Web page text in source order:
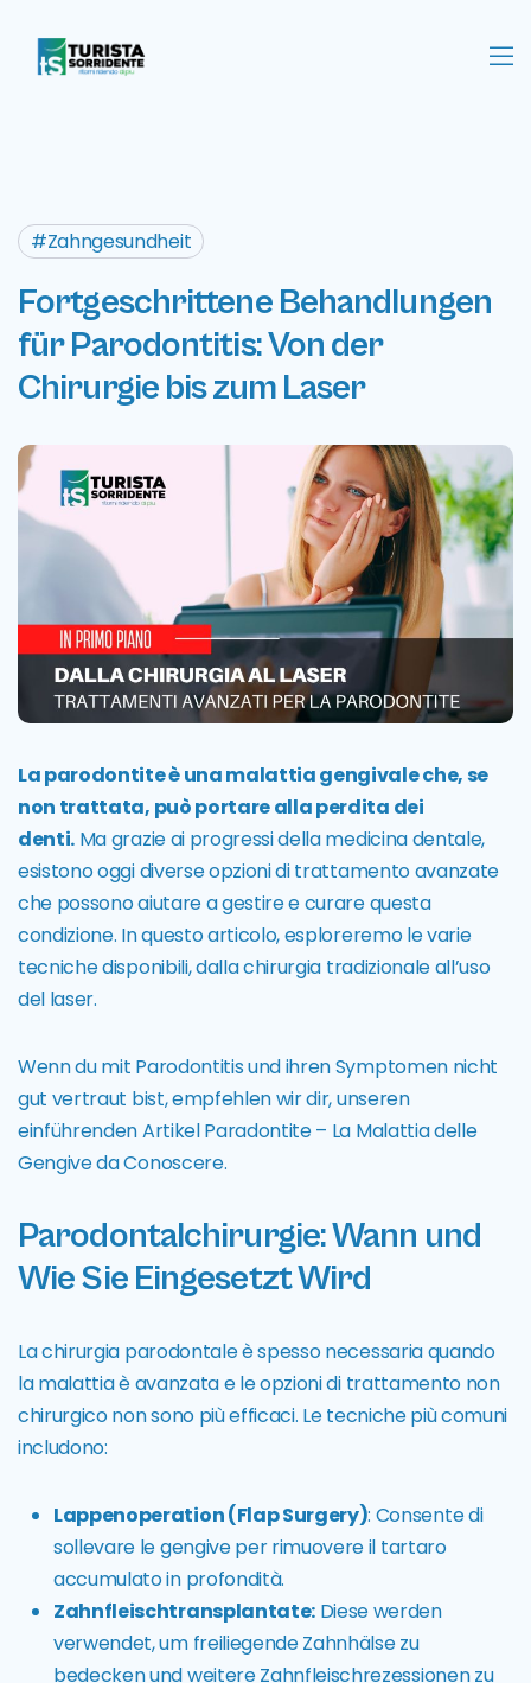
Zahngesundheit
Fortgeschrittene Behandlungen
für Parodontitis: Von der
Chirurgie bis zum Laser
La parodontite è una malattia gengivale che, se
non trattata, può portare alla perdita dei
denti. Ma grazie ai progressi della medicina dentale,
esistono oggi diverse opzioni di trattamento avanzate
che possono aiutare a gestire e curare questa
condizione. In questo articolo, esploreremo le varie
tecniche disponibili, dalla chirurgia tradizionale all’uso
del laser.
Wenn du mit Parodontitis und ihren Symptomen nicht
gut vertraut bist, empfehlen wir dir, unseren
einführenden ArtikelParadontite – La Malattia delle
Gengive da Conoscere.
Parodontalchirurgie: Wann und
Wie Sie Eingesetzt Wird
La chirurgia parodontale è spesso necessaria quando
la malattia è avanzata e le opzioni di trattamento non
chirurgico non sono più efficaci. Le tecniche più comuni
includono:
Lappenoperation (Flap Surgery): Consente di
sollevare le gengive per rimuovere il tartaro
accumulato in profondità.
Zahnfleischtransplantate: Diese werden
verwendet, um freiliegende Zahnhälse zu
bedecken und weitere Zahnfleischrezessionen zu